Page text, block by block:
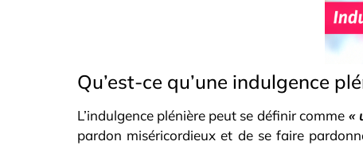
Qu’est-ce qu’une indulgence
L’indulgence plénière peut se définir comme«
pardon miséricordieux et de se faire